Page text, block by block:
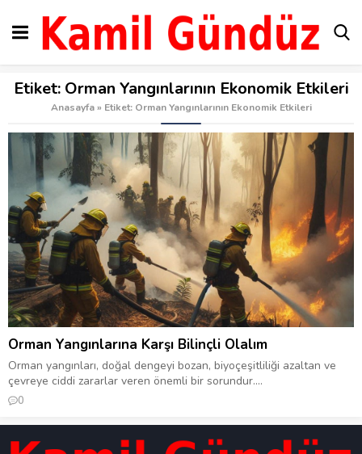
Etiket: Orman Yangınlarının Ekonomik Etkileri
Anasayfa » Etiket: Orman Yangınlarının Ekonomik Etkileri
Orman Yangınlarına Karşı Bilinçli Olalım
Orman yangınları, doğal dengeyi bozan, biyoçeşitliliği azaltan ve
çevreye ciddi zararlar veren önemli bir sorundur....
0